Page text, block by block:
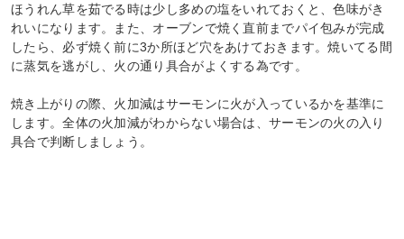
ほうれん草を茹でる時は少し多めの塩をいれておくと、色味がき
れいになります。また、オーブンで焼く直前までパイ包みが完成
したら、必ず焼く前に3か所ほど穴をあけておきます。焼いてる間
に蒸気を逃がし、火の通り具合がよくする為です。
焼き上がりの際、火加減はサーモンに火が入っているかを基準に
します。全体の火加減がわからない場合は、サーモンの火の入り
具合で判断しましょう。